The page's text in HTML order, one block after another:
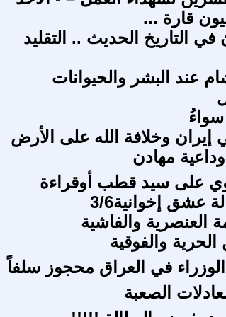
قارة ...
في التاريخ الحديث .. التقليد
عند البشر والحيوانات
سواءُ
إيران وخلافة الله على الأرض
مهادن
على سيد قطب أوقراءة
عشق إخوانية3/6
العنصرية والفاشية
الحرية والفوقية
في العراق محجوز سلفاً
الصعبة